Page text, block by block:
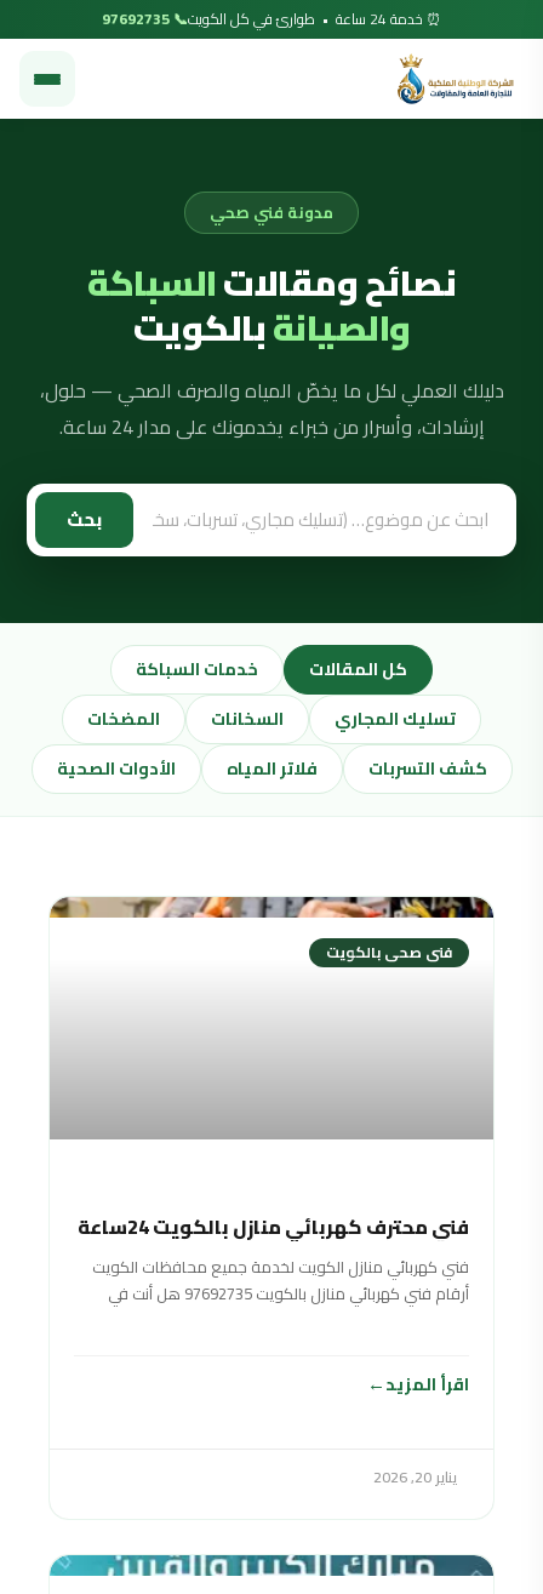
⏰ خدمة 24 ساعة • طوارئ في كل الكويت 📞 97692735
مدونة فني صحي
نصائح ومقالاتالسباكة
والصيانةبالكويت
دليلك العملي لكل ما يخصّ المياه والصرف الصحي — حلول،
إرشادات، وأسرار من خبراء يخدمونك على مدار 24 ساعة.
بحث
كل المقالات
خدمات السباكة
تسليك المجاري
السخانات
المضخات
كشف التسربات
فلاتر المياه الأدوات الصحية
فنى صحى بالكويت
فني محترف كهربائي منازل بالكويت 24ساعة
فني كهربائي منازل الكويت لخدمة جميع محافظات الكويت
أرقام فني كهربائي منازل بالكويت 97692735 هل أنت في
اقرأ المزيد
يناير 20, 2026